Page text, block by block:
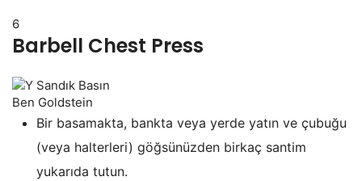
6
Barbell Chest Press
Ben Goldstein
Bir basamakta, bankta veya yerde yatın ve çubuğu
(veya halterleri) göğsünüzden birkaç santim
yukarıda tutun.